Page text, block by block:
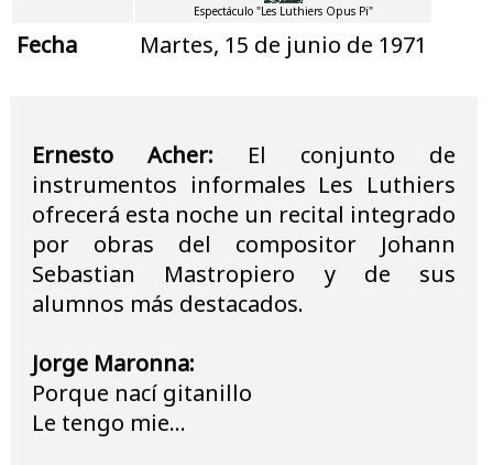
Espectáculo "Les Luthiers Opus Pi"
Fecha Martes, 15 de junio de 1971
Ernesto Acher: El conjunto de
instrumentos informales Les Luthiers
ofrecerá esta noche un recital integrado
por obras del compositor Johann
Sebastian Mastropiero y de sus
alumnos más destacados.
Jorge Maronna:
Porque nací gitanillo
Le tengo mie...